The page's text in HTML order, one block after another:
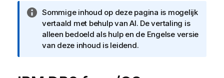
Sommige inhoud op deze pagina is mogelijk
vertaald met behulp van AI. De vertaling is
alleen bedoeld als hulp en de Engelse versie
van deze inhoud is leidend.